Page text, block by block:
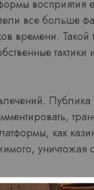
восприятия
все больше
времени.
тактики
как
уничтожая